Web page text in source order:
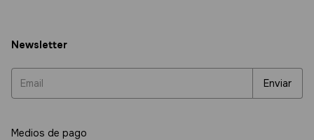
Newsletter
Medios de pago